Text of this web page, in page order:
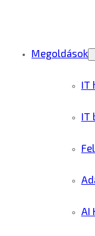
Megoldások
IT
IT
AI